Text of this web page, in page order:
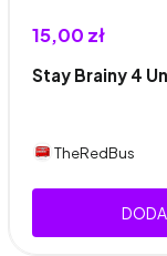
15,00 zł
Stay Brainy 4
TheRedBus